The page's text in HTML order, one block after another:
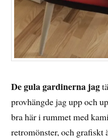
De gula gardinerna jag
provhängde jag upp och
bra här i rummet med
retromönster, och grafiskt